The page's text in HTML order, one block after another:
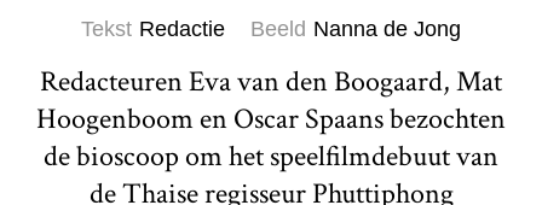
Tekst Redactie Beeld Nanna de Jong
Redacteuren Eva van den Boogaard, Mat
Hoogenboom en Oscar Spaans bezochten
de bioscoop om het speelfilmdebuut van
de Thaise regisseur Phuttiphong